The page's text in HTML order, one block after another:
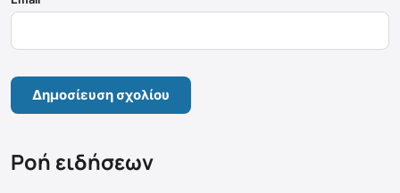
Ροή ειδήσεων